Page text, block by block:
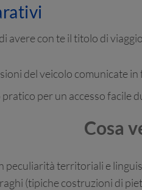
avere con te il titolo di
del veicolo comunicate
per un accesso facile
Cosa
peculiarità territoriali e
(tipiche costruzioni di